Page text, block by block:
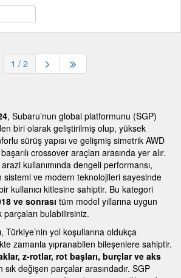
1 / 2
, Subaru’nun global platformunu (SGP)
biri olarak geliştirilmiş olup, yüksek
sürüş yapısı ve gelişmiş simetrik AWD
crossover araçları arasında yer alır.
kullanımında dengeli performansı,
sistemi ve modern teknolojileri sayesinde
kullanıcı kitlesine sahiptir. Bu kategori
ve sonrası tüm model yıllarına uygun
bulabilirsiniz.
Türkiye’nin yol koşullarına oldukça
zamanla yıpranabilen bileşenlere sahiptir.
z-rotlar, rot başları, burçlar ve aks
değişen parçalar arasındadır. SGP